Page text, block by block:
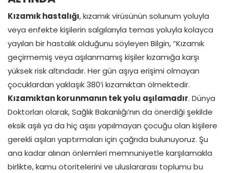
Kızamık hastalığı, kızamık virüsünün solunum yoluyla
veya enfekte kişilerin salgılarıyla temas yoluyla kolayca
yayılan bir hastalık olduğunu söyleyen Bilgin, “Kızamık
geçirmemiş veya aşılanmamış kişiler kızamığa karşı
yüksek risk altındadır. Her gün aşıya erişimi olmayan
çocuklardan yaklaşık 380’i kızamıktan ölmektedir.
Kızamıktan korunmanın tek yolu aşılamadır. Dünya
Doktorları olarak, Sağlık Bakanlığı’nın da önerdiği şekilde
eksik aşılı ya da hiç aşısı yapılmayan çocuğu olan kişilere
gerekli aşıları yaptırmaları için çağrıda bulunuyoruz. Şu
ana kadar alınan önlemleri memnuniyetle karşılamakla
birlikte, kamu otoritelerini ve uluslararası toplumu bu